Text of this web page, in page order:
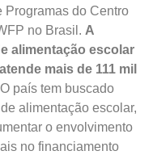
Programas do Centro
no Brasil. A
alimentação escolar
mais de 111 mil
O país tem buscado
alimentação escolar,
o envolvimento
no financiamento